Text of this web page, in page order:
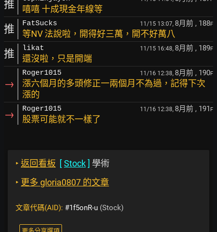
推 嘻嘻 十成現金年線等
推 FatSucks 11/15 13:07, 8月前 , 188F
等NV 法說啦，開得好三萬，開不好萬八
推 likat 11/15 16:48, 8月前 , 189F
還沒啦，只是開端
→
Roger1015 11/16 12:38, 8月前 , 190F
漲六個月的多頭修正一兩個月不為過，記得下次
漲的
→ Roger1015 11/16 12:38, 8月前 , 191 F
股票可能就不一樣了
‣ 返回看板 [Stock] 學術
‣ 更多 gloria0807 的文章
文章代碼(AID): #1f5onR-u (Stock)